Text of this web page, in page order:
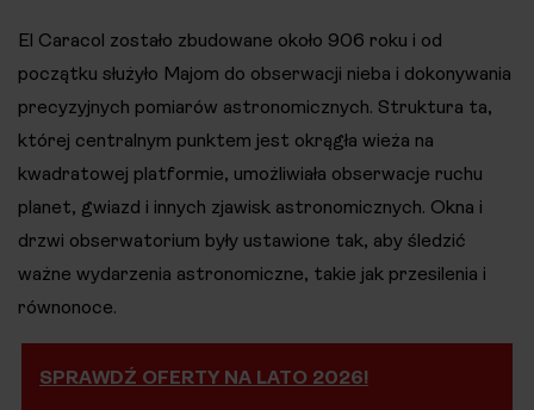
El Caracol zostało zbudowane około 906 roku i od
początku służyło Majom do obserwacji nieba i dokonywania
precyzyjnych pomiarów astronomicznych. Struktura ta,
której centralnym punktem jest okrągła wieża na
kwadratowej platformie, umożliwiała obserwacje ruchu
planet, gwiazd i innych zjawisk astronomicznych. Okna i
drzwi obserwatorium były ustawione tak, aby śledzić
ważne wydarzenia astronomiczne, takie jak przesilenia i
równonoce​​.
SPRAWDŹ OFERTY NA LATO 2026!